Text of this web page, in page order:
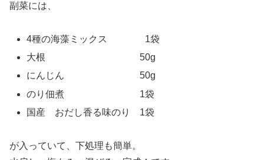
副菜には、
4種の海藻ミックス 1袋
大根 50g
にんじん 50g
のり佃煮 1袋
国産 おだし香る味のり 1袋
が入っていて、下処理も簡単。